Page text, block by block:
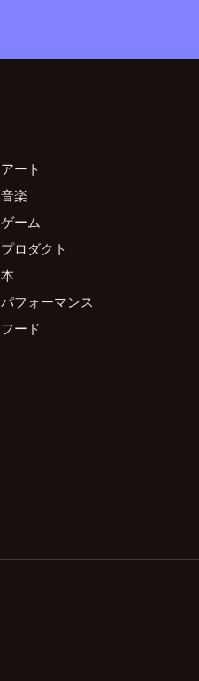
アート
音楽
ゲーム
プロダクト
本
パフォーマンス
フード